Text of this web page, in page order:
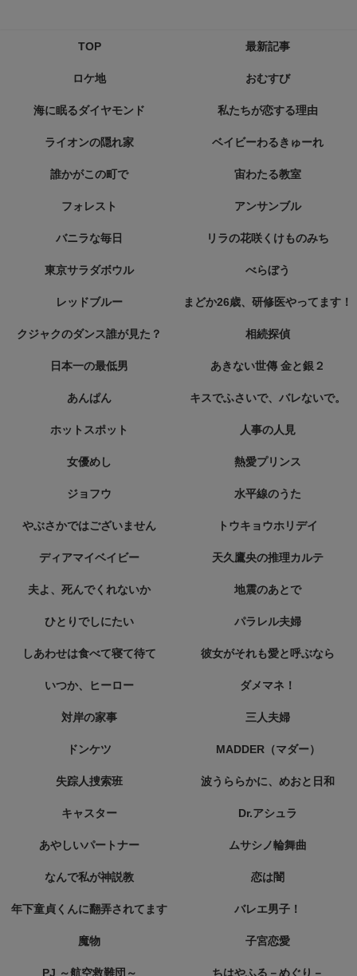
TOP 最新記事
ロケ地 おむすび
海に眠るダイヤモンド 私たちが恋する理由
ライオンの隠れ家 ベイビーわるきゅーれ
誰かがこの町で 宙わたる教室
フォレスト アンサンブル
バニラな毎日 リラの花咲くけものみち
東京サラダボウル べらぼう
レッドブルー まどか26歳、研修医やってます！
クジャクのダンス誰が見た？ 相続探偵
日本一の最低男 あきない世傳 金と銀２
あんぱん キスでふさいで、バレないで。
ホットスポット 人事の人見
女優めし 熱愛プリンス
ジョフウ 水平線のうた
やぶさかではございません トウキョウホリデイ
ディアマイベイビー 天久鷹央の推理カルテ
夫よ、死んでくれないか 地震のあとで
ひとりでしにたい パラレル夫婦
しあわせは食べて寝て待て 彼女がそれも愛と呼ぶなら
いつか、ヒーロー ダメマネ！
対岸の家事 三人夫婦
ドンケツ MADDER（マダー）
失踪人捜索班 波うららかに、めおと日和
キャスター Dr.アシュラ
あやしいパートナー ムサシノ輪舞曲
なんで私が神説教 恋は闇
年下童貞くんに翻弄されてます バレエ男子！
魔物 子宮恋愛
PJ ～航空救難団～ ちはやふる－めぐり－